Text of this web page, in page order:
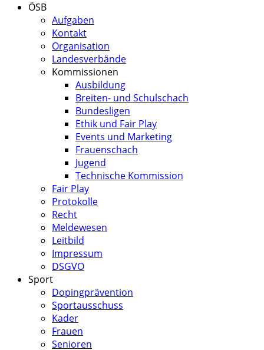
ÖSB
Aufgaben
Kontakt
Organisation
Landesverbände
Kommissionen
Ausbildung
Breiten- und Schulschach
Bundesligen
Ethik und Fair Play
Events und Marketing
Frauenschach
Jugend
Technische Kommission
Fair Play
Protokolle
Recht
Meldewesen
Leitbild
Impressum
DSGVO
Sport
Dopingprävention
Sportausschuss
Kader
Frauen
Senioren